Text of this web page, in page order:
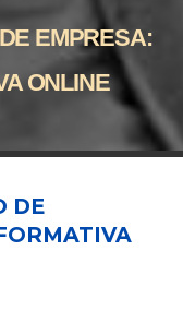
EMPRESA:
ONLINE
DE